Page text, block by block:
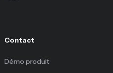
Contact
Démo produit